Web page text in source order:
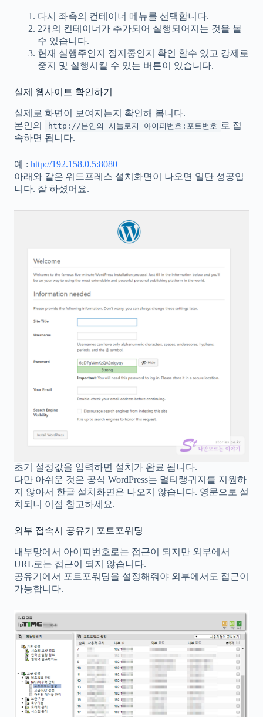
다시 좌측의 컨테이너 메뉴를 선택합니다.
2개의 컨테이너가 추가되어 실행되어지는 것을 볼
수 있습니다.
현재 실행주인지 정지중인지 확인 할수 있고 강제로
중지 및 실행시킬 수 있는 버튼이 있습니다.
실제 웹사이트 확인하기
실제로 화면이 보여지는지 확인해 봅니다.
본인의
http://본인의 시놀로지 아이피번호:포트번호
로 접
속하면 됩니다.
예 : http://192.158.0.5:8080
아래와 같은 워드프레스 설치화면이 나오면 일단 성공입
니다. 잘 하셨어요.
초기 설정값을 입력하면 설치가 완료 됩니다.
다만 아쉬운 것은 공식 WordPress는 멀티랭귀지를 지원하
지 않아서 한글 설치화면은 나오지 않습니다. 영문으로 설
치되니 이점 참고하세요.
외부 접속시 공유기 포트포워딩
내부망에서 아이피번호로는 접근이 되지만 외부에서
URL로는 접근이 되지 않습니다.
공유기에서 포트포워딩을 설정해줘야 외부에서도 접근이
가능합니다.